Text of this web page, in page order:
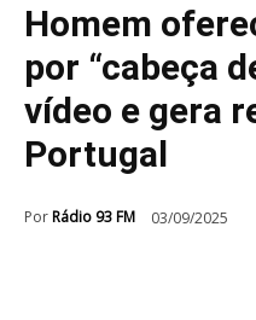
Homem
por “cabeça
vídeo e gera
Portugal
PorRádio 93 FM 03/09/2025